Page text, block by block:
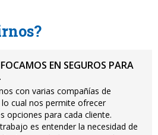
EN SEGUROS PARA
con varias compañías de
cual nos permite ofrecer
opciones para cada cliente.
es entender la necesidad de